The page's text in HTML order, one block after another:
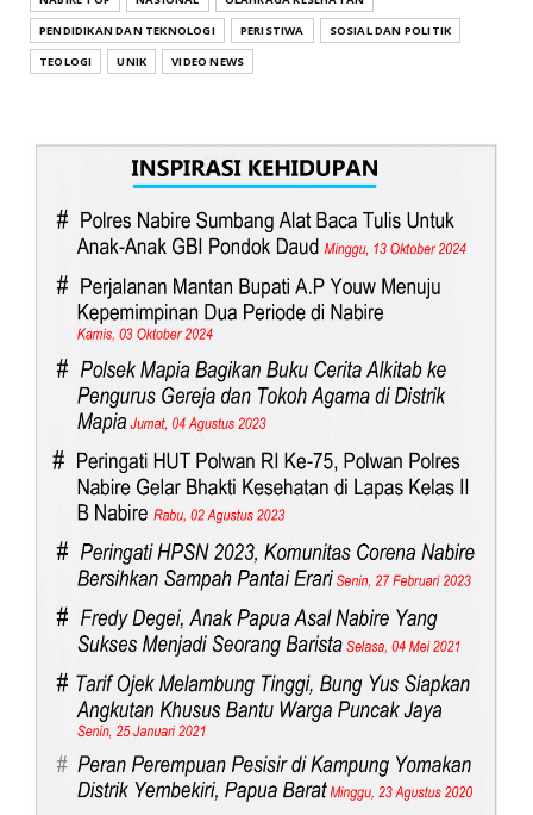
PENDIDIKAN DAN TEKNOLOGI
PERISTIWA
SOSIAL DAN POLITIK
TEOLOGI
UNIK VIDEO NEWS